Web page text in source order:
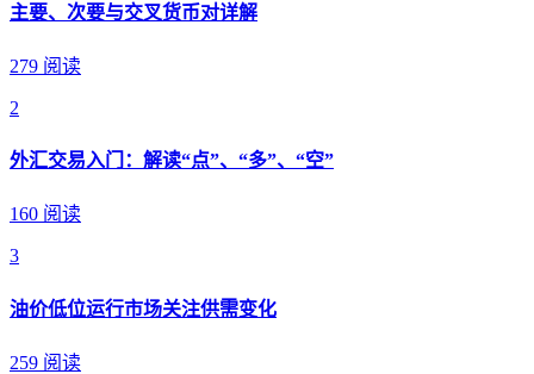
主要、次要与交叉货币对详解
279 阅读
2
外汇交易入门：解读“点”、“多”、“空”
160 阅读
3
油价低位运行市场关注供需变化
259 阅读